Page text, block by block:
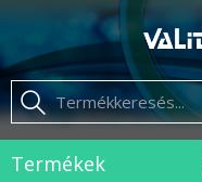
Termékek